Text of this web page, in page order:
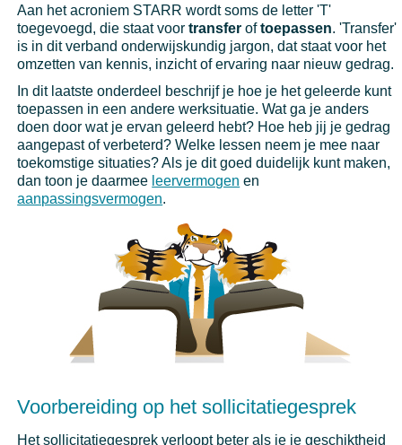
Aan het acroniem STARR wordt soms de letter 'T'
toegevoegd, die staat voortransfer oftoepassen. 'Transfer'
is in dit verband onderwijskundig jargon, dat staat voor het
omzetten van kennis, inzicht of ervaring naar nieuw gedrag.
In dit laatste onderdeel beschrijf je hoe je het geleerde kunt
toepassen in een andere werksituatie. Wat ga je anders
doen door wat je ervan geleerd hebt? Hoe heb jij je gedrag
aangepast of verbeterd? Welke lessen neem je mee naar
toekomstige situaties? Als je dit goed duidelijk kunt maken,
dan toon je daarmee leervermogen en
aanpassingsvermogen.
Voorbereiding op het sollicitatiegesprek
Het sollicitatiegesprek verloopt beter als je je geschiktheid